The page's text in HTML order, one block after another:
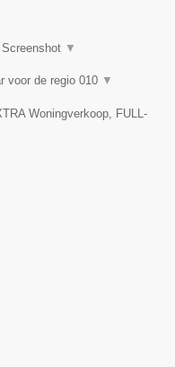
Screenshot ▼
voor de regio 010 ▼
Woningverkoop, FULL-